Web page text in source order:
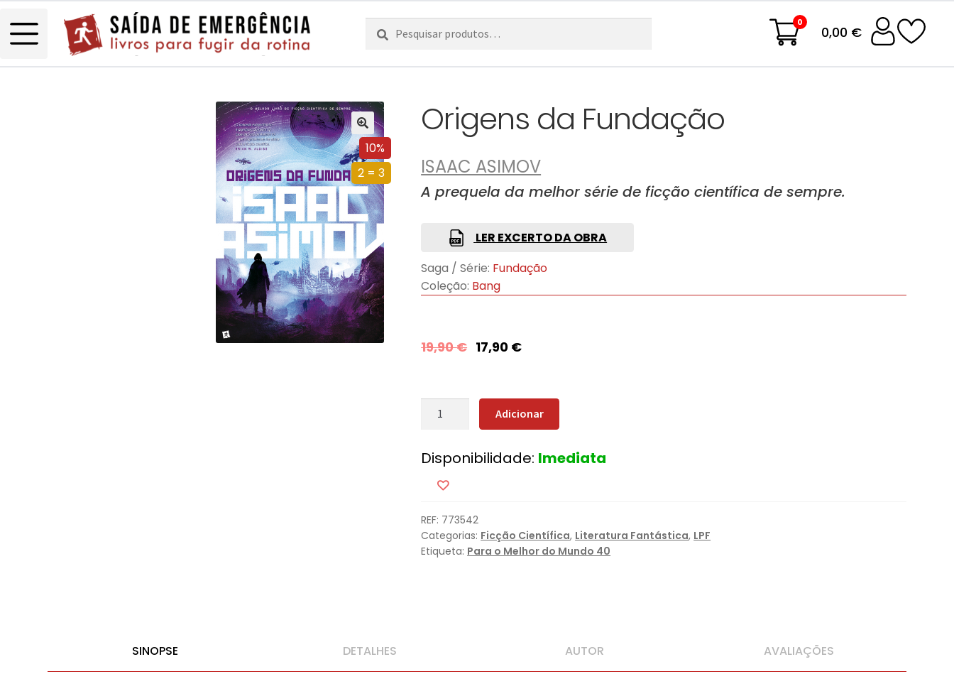
Pesquisar
por:
Pesquisa 0
0,00 €
10%
2 = 3
Origens da Fundação
ISAAC ASIMOV
A prequela da melhor série de ficção científica de sempre.
LER EXCERTO DA OBRA
Saga / Série: Fundação
Coleção: Bang
19,90€ 17,90 €
Quantidade
da
Fundação
Adicionar
Disponibilidade: Imediata
REF: 773542
Categorias: Ficção Científica, Literatura Fantástica, LPF
Etiqueta: Para o Melhor do Mundo 40
SINOPSE DETALHES AUTOR AVALIAÇÕES